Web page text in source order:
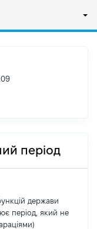
період
держави
період, який не